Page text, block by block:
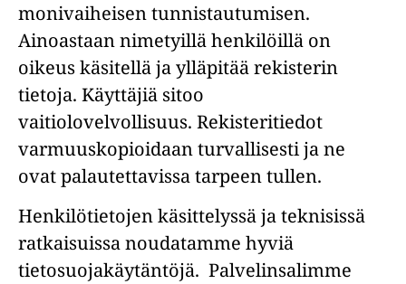
monivaiheisen tunnistautumisen.
Ainoastaan nimetyillä henkilöillä on
oikeus käsitellä ja ylläpitää rekisterin
tietoja. Käyttäjiä sitoo
vaitiolovelvollisuus. Rekisteritiedot
varmuuskopioidaan turvallisesti ja ne
ovat palautettavissa tarpeen tullen.
Henkilötietojen käsittelyssä ja teknisissä
ratkaisuissa noudatamme hyviä
tietosuojakäytäntöjä. Palvelinsalimme